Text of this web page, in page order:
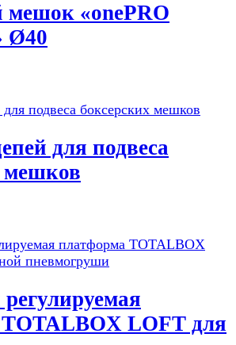
мешок «onePRO
Ø40
для подвеса
мешков
LOFT для